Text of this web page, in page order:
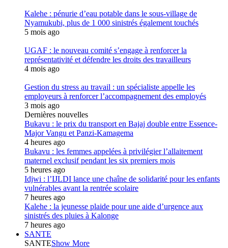
Kalehe : pénurie d’eau potable dans le sous-village de
Nyamukubi, plus de 1 000 sinistrés également touchés
5 mois ago
UGAF : le nouveau comité s’engage à renforcer la
représentativité et défendre les droits des travailleurs
4 mois ago
Gestion du stress au travail : un spécialiste appelle les
employeurs à renforcer l’accompagnement des employés
3 mois ago
Dernières nouvelles
Bukavu : le prix du transport en Bajaj double entre Essence-
Major Vangu et Panzi-Kamagema
4 heures ago
Bukavu : les femmes appelées à privilégier l’allaitement
maternel exclusif pendant les six premiers mois
5 heures ago
Idjwi : l’IJLDI lance une chaîne de solidarité pour les enfants
vulnérables avant la rentrée scolaire
7 heures ago
Kalehe : la jeunesse plaide pour une aide d’urgence aux
sinistrés des pluies à Kalonge
7 heures ago
SANTE
SANTEShow More